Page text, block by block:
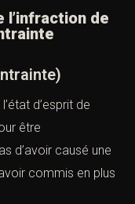
de
d’esprit de
être
d’avoir causé une
commis en plus